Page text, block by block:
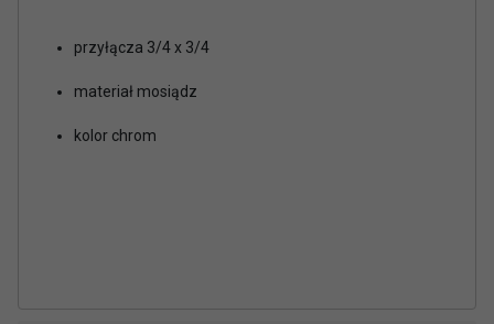
przyłącza 3/4 x 3/4
materiał mosiądz
kolor chrom